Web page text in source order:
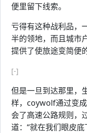
便里留下线索。
亏得有这种战利品，
半的领地，而且城市
提供了使旅途变简便
[-]
但是一旦到达那里，
样，coywolf通过变
会了高速公路规则，
道：“就在我们眼皮